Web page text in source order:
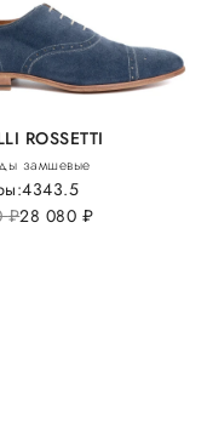
ROSSETTI
замшевые
руб.28 080 руб.
4343.5